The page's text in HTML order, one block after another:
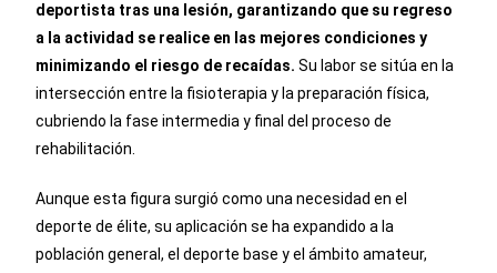
deportista tras una lesión, garantizando que su regreso
a la actividad se realice en las mejores condiciones y
minimizando el riesgo de recaídas. Su labor se sitúa en la
intersección entre la fisioterapia y la preparación física,
cubriendo la fase intermedia y final del proceso de
rehabilitación.
Aunque esta figura surgió como una necesidad en el
deporte de élite, su aplicación se ha expandido a la
población general, el deporte base y el ámbito amateur,